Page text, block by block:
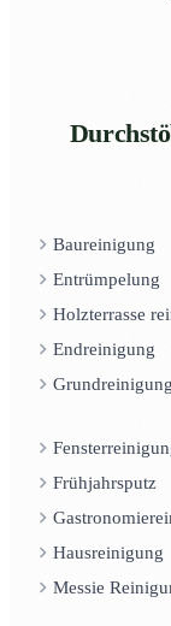
Baureinigung
Entrümpelung
Holzterrasse
Endreinigung
Grundreinigung
Frühjahrsputz
Hausreinigung
Messie